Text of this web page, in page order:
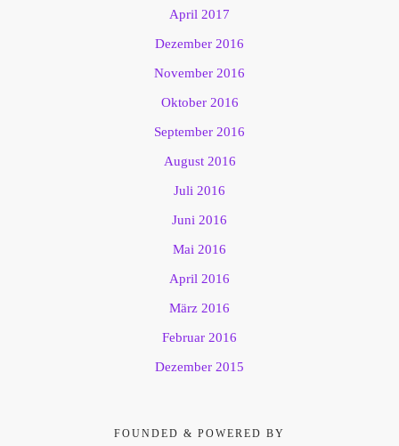
April 2017
Dezember 2016
November 2016
Oktober 2016
September 2016
August 2016
Juli 2016
Juni 2016
Mai 2016
April 2016
März 2016
Februar 2016
Dezember 2015
FOUNDED & POWERED BY